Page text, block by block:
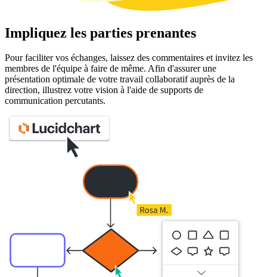
Impliquez les parties prenantes
Pour faciliter vos échanges, laissez des commentaires et invitez les
membres de l'équipe à faire de même. Afin d'assurer une
présentation optimale de votre travail collaboratif auprès de la
direction, illustrez votre vision à l'aide de supports de
communication percutants.